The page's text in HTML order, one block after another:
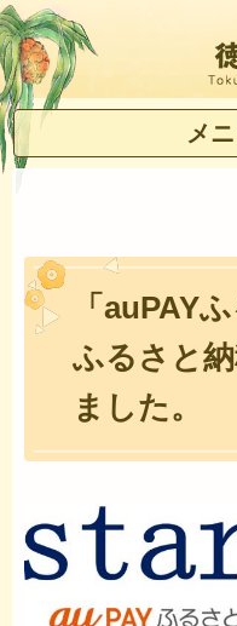
メ
「auPAY
ふるさと
ました。